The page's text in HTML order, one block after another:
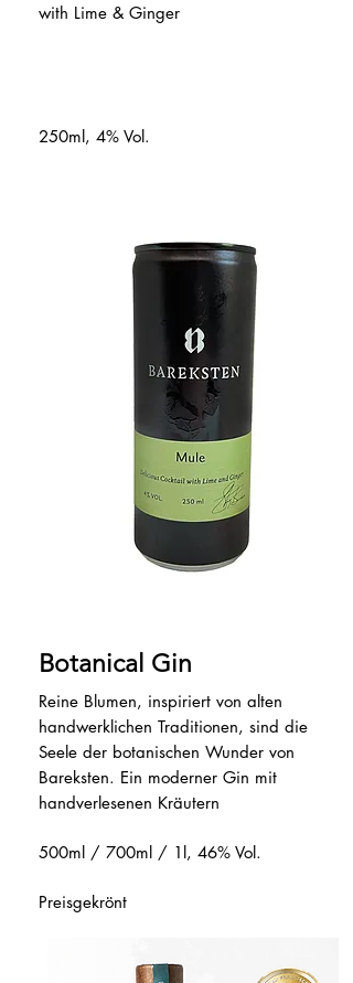
with Lime & Ginger
250ml, 4% Vol.
Botanical Gin
Reine Blumen, inspiriert von alten
handwerklichen Traditionen, sind die
Seele der botanischen Wunder von
Bareksten. Ein moderner Gin mit
handverlesenen Kräutern
500ml / 700ml / 1l, 46% Vol.
Preisgekrönt